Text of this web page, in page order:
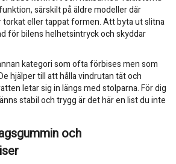
särskilt på äldre modeller där
torkat eller tappat formen. Att byta ut slitna
för bilens helhetsintryck och skyddar
kategori som ofta förbises men som
hjälper till att hålla vindrutan tät och
letar sig in längs med stolparna. För dig
stabil och trygg är det här en list du inte
och